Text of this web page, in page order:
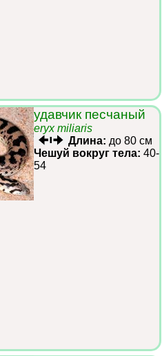
удавчик песчаный
eryx miliaris
Длина: до 80 см
Чешуй вокруг тела: 40-
54